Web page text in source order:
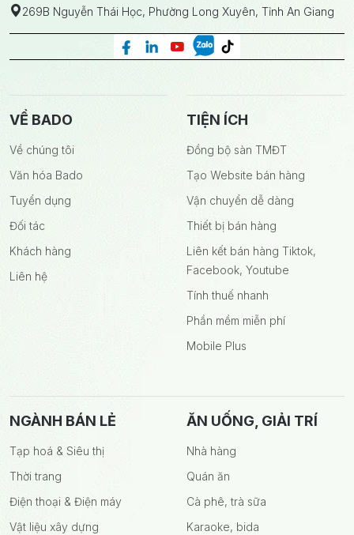
269B Nguyễn Thái Học, Phường Long Xuyên, Tỉnh An Giang
VỀ BADO
Về chúng tôi
Văn hóa Bado
Tuyển dụng
Đối tác
Khách hàng
Liên hệ
TIỆN ÍCH
Đồng bộ sàn TMĐT
Tạo Website bán hàng
Vận chuyển dễ dàng
Thiết bị bán hàng
Liên kết bán hàng Tiktok,
Facebook, Youtube
Tính thuế nhanh
Phần mềm miễn phí
Mobile Plus
NGÀNH BÁN LẺ
Tạp hoá & Siêu thị
Thời trang
Điện thoại & Điện máy
Vật liệu xây dựng
ĂN UỐNG, GIẢI TRÍ
Nhà hàng
Quán ăn
Cà phê, trà sữa
Karaoke, bida